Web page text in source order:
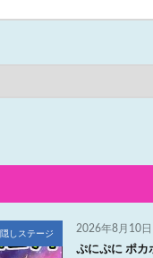
隠しステージ 2026年8月10日
ぷにぷに ポカ